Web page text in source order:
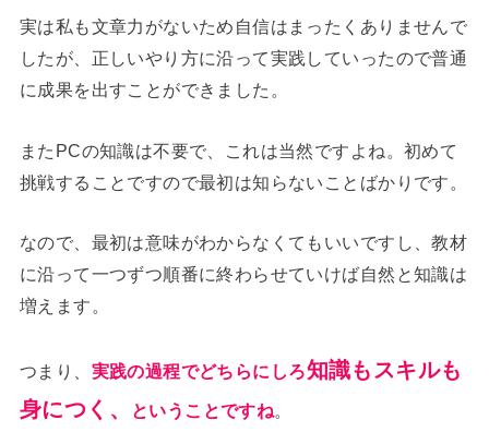
実は私も文章力がないため自信はまったくありませんで
したが、正しいやり方に沿って実践していったので普通
に成果を出すことができました。
またPCの知識は不要で、これは当然ですよね。初めて
挑戦することですので最初は知らないことばかりです。
なので、最初は意味がわからなくてもいいですし、教材
に沿って一つずつ順番に終わらせていけば自然と知識は
増えます。
つまり、 実践の過程でどちらにしろ知識もスキルも
身につく、
ということですね。